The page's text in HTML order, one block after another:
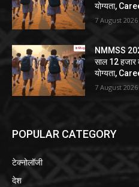
योग्यता,
7 August 2026
NMMSS
साल 12
योग्यता,
7 August 2026
POPULAR CATEGORY
टेक्नोलॉजी
देश